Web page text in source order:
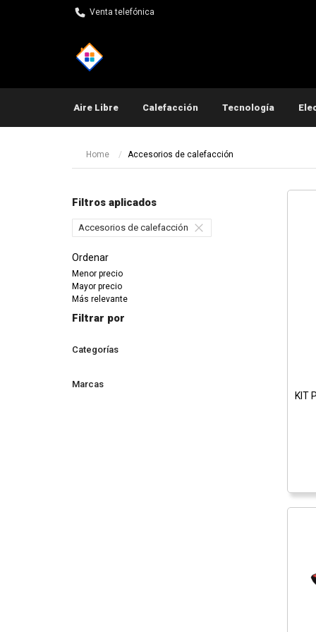
Venta telefónica
Aire Libre Calefacción Tecnología
Home Accesorios de calefacción
Filtros aplicados
Accesorios de calefacción
Ordenar
Menor precio
Mayor precio
Más relevante
Filtrar por
Categorías
Marcas
KIT